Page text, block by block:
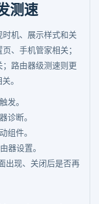
测速
机、展示样式和关
、手机管家相关；
路由器级测速则更
。
发。
诊断。
组件。
器设置。
出现、关闭后是否再